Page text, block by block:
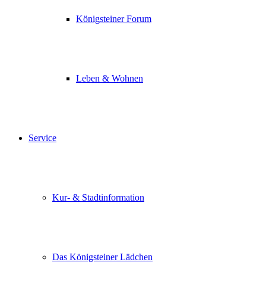
Königsteiner Forum
Leben & Wohnen
Service
Kur- & Stadtinformation
Das Königsteiner Lädchen